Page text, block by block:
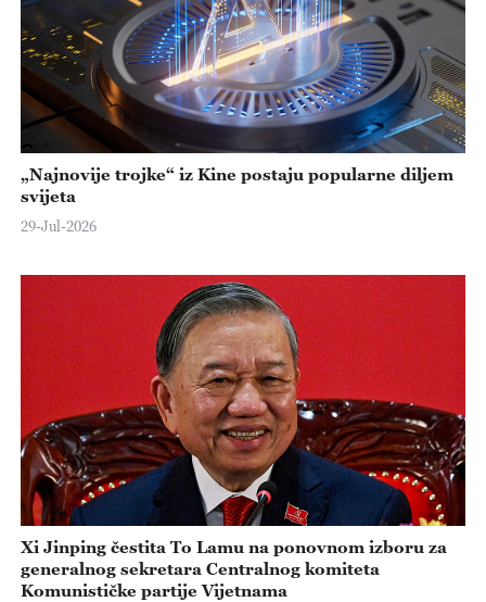
„Najnovije trojke“ iz Kine postaju popularne diljem
svijeta
29-Jul-2026
Xi Jinping čestita To Lamu na ponovnom izboru za
generalnog sekretara Centralnog komiteta
Komunističke partije Vijetnama